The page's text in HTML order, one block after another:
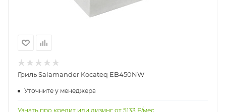
Гриль Salamander Kocateq EB450NW
Уточните у менеджера
Узнать про кредит или лизинг от 5133 Р/мес